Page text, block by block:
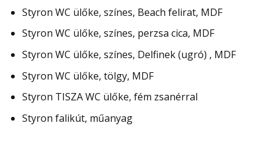
Styron WC ülőke, színes, Beach felirat, MDF
Styron WC ülőke, színes, perzsa cica, MDF
Styron WC ülőke, színes, Delfinek (ugró) , MDF
Styron WC ülőke, tölgy, MDF
Styron TISZA WC ülőke, fém zsanérral
Styron falikút, műanyag